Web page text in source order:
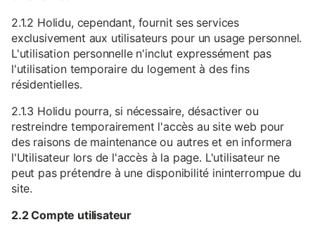
2.1.2 Holidu, cependant, fournit ses services
exclusivement aux utilisateurs pour un usage personnel.
L'utilisation personnelle n'inclut expressément pas
l'utilisation temporaire du logement à des fins
résidentielles.
2.1.3 Holidu pourra, si nécessaire, désactiver ou
restreindre temporairement l'accès au site web pour
des raisons de maintenance ou autres et en informera
l'Utilisateur lors de l'accès à la page. L'utilisateur ne
peut pas prétendre à une disponibilité ininterrompue du
site.
2.2 Compte utilisateur